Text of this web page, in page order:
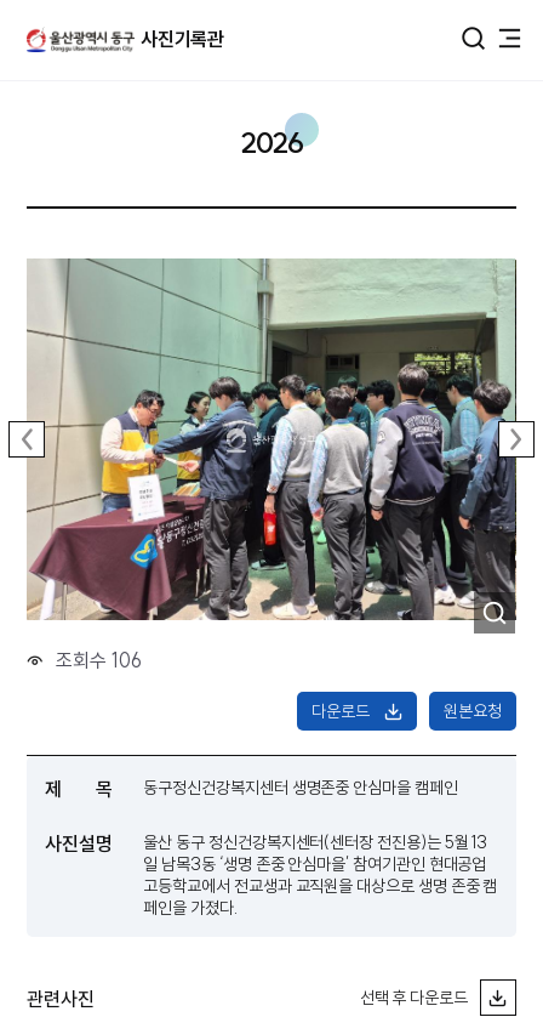
사진기록관
2026
조회수 106
다운로드 원본요청
제 목 동구정신건강복지센터 생명존중 안심마을 캠페인
사진설명
울산 동구 정신건강복지센터(센터장 전진용)는 5월 13
일 남목3동 ‘생명 존중 안심마을’ 참여기관인 현대공업
고등학교에서 전교생과 교직원을 대상으로 생명 존중 캠
페인을 가졌다.
관련사진 선택 후 다운로드